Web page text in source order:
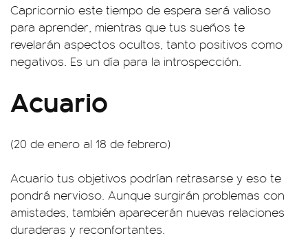
Capricornio este tiempo de espera será valioso
para aprender, mientras que tus sueños te
revelarán aspectos ocultos, tanto positivos como
negativos. Es un día para la introspección.
Acuario
(20 de enero al 18 de febrero)
Acuario tus objetivos podrían retrasarse y eso te
pondrá nervioso. Aunque surgirán problemas con
amistades, también aparecerán nuevas relaciones
duraderas y reconfortantes.